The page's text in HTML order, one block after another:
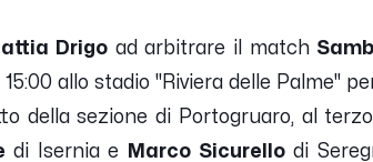
Drigo ad arbitrare il match
15:00 allo stadio "Riviera delle Palme"
della sezione di Portogruaro, al
di Isernia e Marco Sicurellodi